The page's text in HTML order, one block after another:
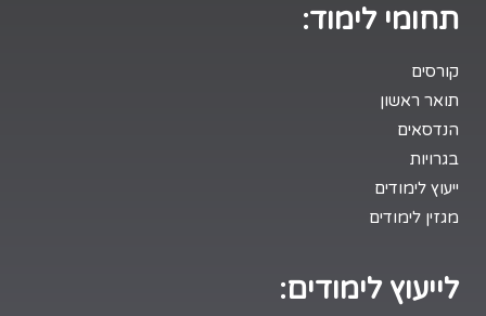
תחומי לימוד:
קורסים
תואר ראשון
הנדסאים
בגרויות
ייעוץ לימודים
מגזין לימודים
לייעוץ לימודים: